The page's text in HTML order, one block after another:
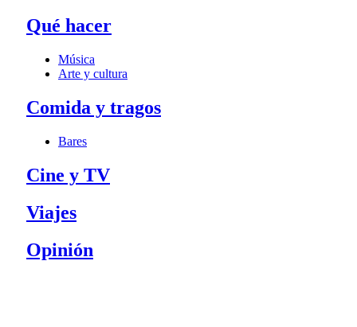
Qué hacer
Música
Arte y cultura
Comida y tragos
Bares
Cine y TV
Viajes
Opinión